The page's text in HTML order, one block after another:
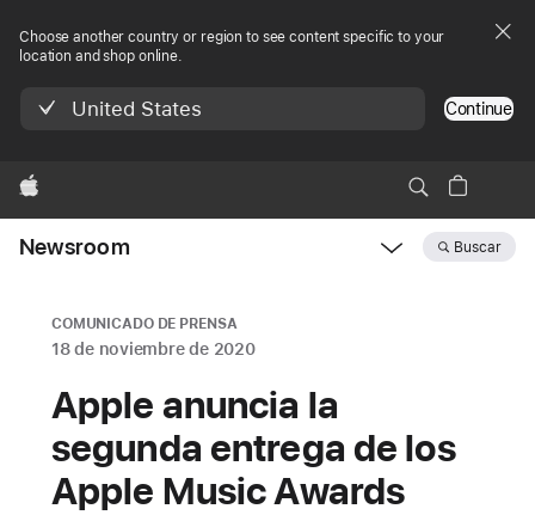
Choose another country or region to see content specific to your
location and shop online.
United States Continue
Apple
Newsroom Buscar
COMUNICADO DE PRENSA
18 de noviembre de 2020
Apple anuncia la
segunda entrega de los
Apple Music Awards